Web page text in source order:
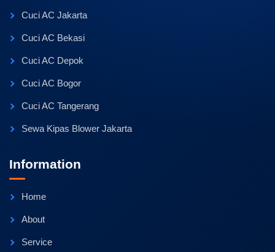
Cuci AC Jakarta
Cuci AC Bekasi
Cuci AC Depok
Cuci AC Bogor
Cuci AC Tangerang
Sewa Kipas Blower Jakarta
Information
Home
About
Service